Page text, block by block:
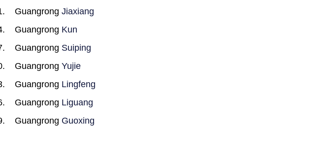
GuangrongJiaxiang
Guangrong Kun
Guangrong Suiping
GuangrongYujie
Guangrong Lingfeng
Guangrong Liguang
Guangrong Guoxing